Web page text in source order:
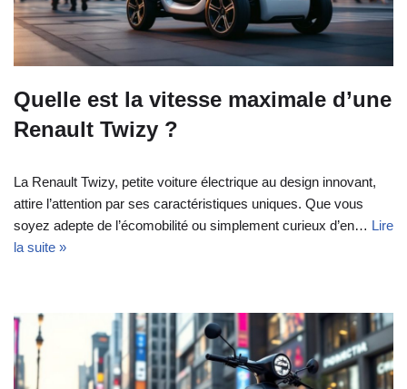
Quelle est la vitesse maximale d’une
Renault Twizy ?
La Renault Twizy, petite voiture électrique au design innovant,
attire l’attention par ses caractéristiques uniques. Que vous
soyez adepte de l’écomobilité ou simplement curieux d’en… Lire
la suite »